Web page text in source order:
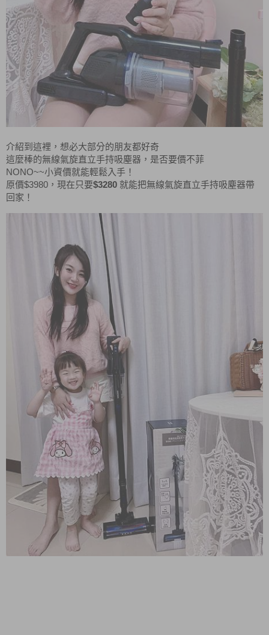
介紹到這裡，想必大部分的朋友都好奇
這麼棒的無線氣旋直立手持吸塵器，是否要價不菲
NONO~~小資價就能輕鬆入手！
原價$3980 ，現在只要$3280 就能把無線氣旋直立手持吸塵器帶
回家！